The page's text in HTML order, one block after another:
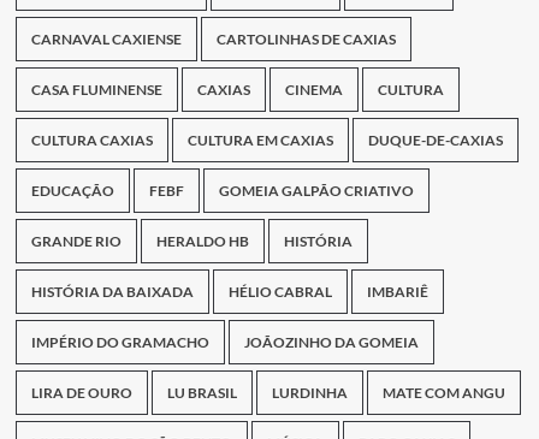
CARNAVAL CAXIENSE CARTOLINHAS DE CAXIAS
CASA FLUMINENSE CAXIAS CINEMA CULTURA
CULTURA CAXIAS CULTURA EM CAXIAS DUQUE-DE-CAXIAS
EDUCAÇÃO FEBF GOMEIA GALPÃO CRIATIVO
GRANDE RIO HERALDO HB HISTÓRIA
HISTÓRIA DA BAIXADA HÉLIO CABRAL IMBARIÊ
IMPÉRIO DO GRAMACHO JOÃOZINHO DA GOMEIA
LIRA DE OURO LU BRASIL LURDINHA MATE COM ANGU